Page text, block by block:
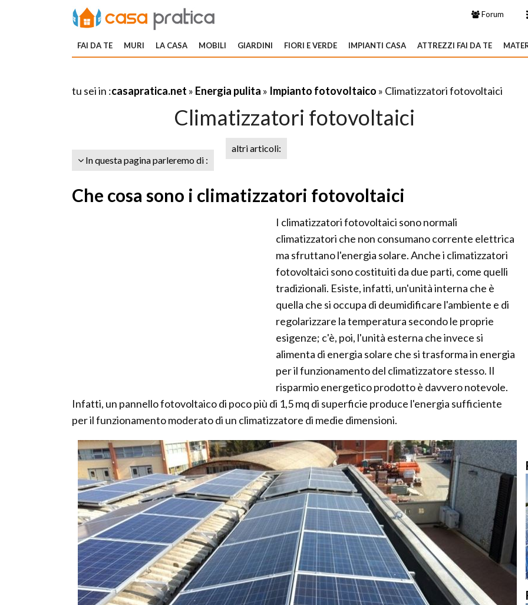
Forum
FAI DA TE MURI LA CASA MOBILI GIARDINI FIORI E VERDE IMPIANTI CASA ATTREZZI FAI DA TE
tu sei in :casapratica.net » Energia pulita » Impianto fotovoltaico » Climatizzatori fotovoltaici
Climatizzatori fotovoltaici
In questa pagina parleremo di :
altri articoli:
Che cosa sono i climatizzatori fotovoltaici
I climatizzatori fotovoltaici sono normali
climatizzatori che non consumano corrente elettrica
ma sfruttano l'energia solare. Anche i climatizzatori
fotovoltaici sono costituiti da due parti, come quelli
tradizionali. Esiste, infatti, un'unità interna che è
quella che si occupa di deumidificare l'ambiente e di
regolarizzare la temperatura secondo le proprie
esigenze; c'è, poi, l'unità esterna che invece si
alimenta di energia solare che si trasforma in energia
per il funzionamento del climatizzatore stesso. Il
risparmio energetico prodotto è davvero notevole.
Infatti, un pannello fotovoltaico di poco più di 1,5 mq di superficie produce l'energia sufficiente
per il funzionamento moderato di un climatizzatore di medie dimensioni.